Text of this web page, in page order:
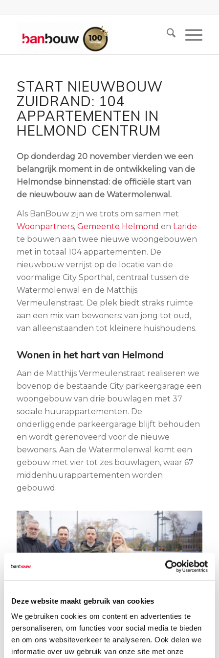
Deze website maakt gebruik van cookies
We gebruiken cookies om content en advertenties te
personaliseren, om functies voor social media te bieden
en om ons websiteverkeer te analyseren. Ook delen we
informatie over uw gebruik van onze site met onze
START NIEUWBOUW
ZUIDRAND: 104
APPARTEMENTEN IN
HELMOND CENTRUM
Op donderdag 20 november vierden we een
belangrijk moment in de ontwikkeling van de
Helmondse binnenstad: de officiële start van
de nieuwbouw aan de Watermolenwal.
Als BanBouw zijn we trots om samen met
Woonpartners, Gemeente Helmond en Laride
te bouwen aan twee nieuwe woongebouwen
met in totaal 104 appartementen. De
nieuwbouw verrijst op de locatie van de
voormalige City Sporthal, centraal tussen de
Watermolenwal en de Matthijs
Vermeulenstraat. De plek biedt straks ruimte
aan een mix van bewoners: van jong tot oud,
van alleenstaanden tot kleinere huishoudens.
Wonen in het hart van Helmond
Aan de Matthijs Vermeulenstraat realiseren we
bovenop de bestaande City parkeergarage een
woongebouw van drie bouwlagen met 37
sociale huurappartementen. De
onderliggende parkeergarage blijft behouden
en wordt gerenoveerd voor de nieuwe
bewoners. Aan de Watermolenwal komt een
gebouw met vier tot zes bouwlagen, waar 67
middenhuurappartementen worden
gebouwd.
Woonpartners